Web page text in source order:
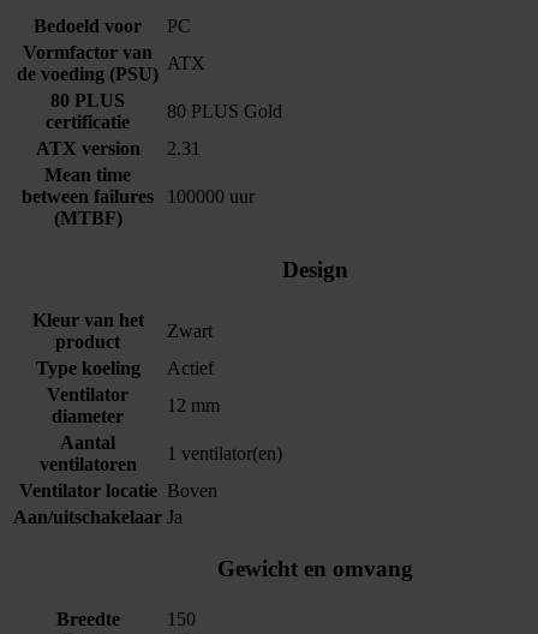
Bedoeld voor
PC
Vormfactor van
de voeding (PSU)
ATX
80 PLUS
certificatie
80 PLUS Gold
ATX version
2.31
Mean time
between failures
(MTBF)
100000 uur
Design
Kleur van het
product
Zwart
Type koeling
Actief
Ventilator
diameter
12 mm
Aantal
ventilatoren
1 ventilator(en)
Ventilator locatie Boven
Aan/uitschakelaar Ja
Gewicht en omvang
Breedte
150